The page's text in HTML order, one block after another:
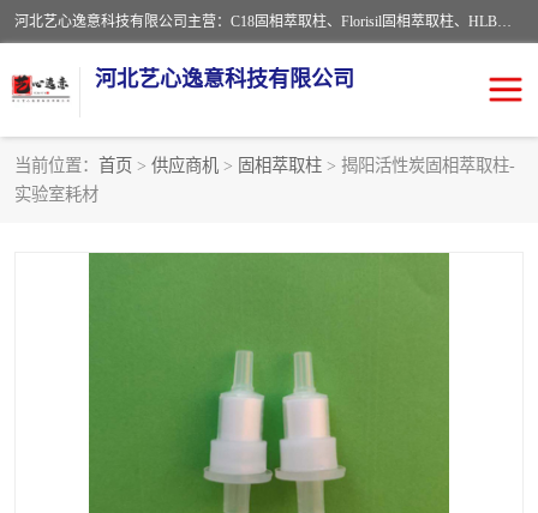
河北艺心逸意科技有限公司主营：C18固相萃取柱、Florisil固相萃取柱、HLB固相萃取柱、MCX固相萃取柱、QuEChERS、固相萃取空柱、针式过滤器 、固相萃取柱、黄曲霉毒素亲和柱。全国咨询热线：18630105913。河北艺心逸意科技有限公司接受来样定做，我们秉承着“顾客至上，锐意进取”的经营理念，坚持客户至上的原则为广大客户提供优质的服务，欢迎广大客户惠顾！免费咨询！
河北艺心逸意科技有限公司
当前位置： 首页 > 供应商机 > 固相萃取柱 > 揭阳活性炭固相萃取柱-
实验室耗材
固相萃取柱
过滤器/滤膜
SPE配件
96孔板